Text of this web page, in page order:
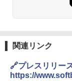
関連リンク
🔗プレスリリー
https://